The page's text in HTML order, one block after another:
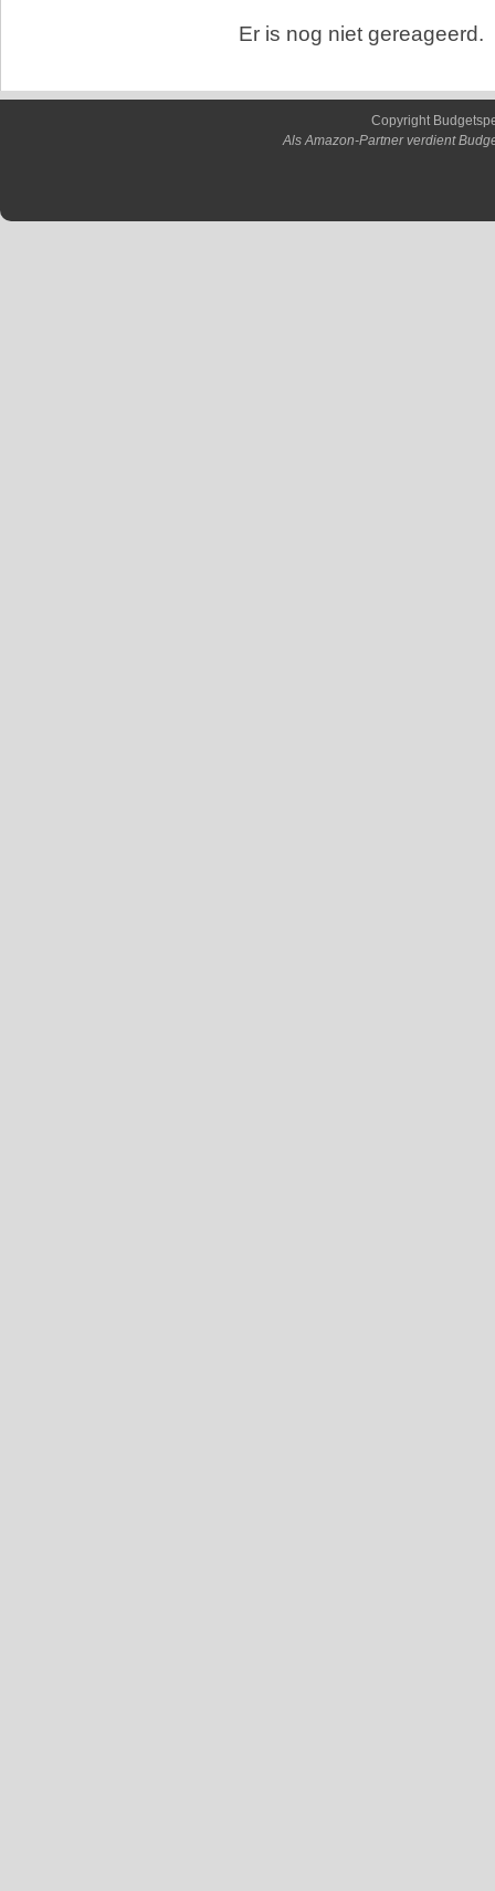
Er is nog niet gereageerd.
Copyright
Als Amazon-Partner verdient